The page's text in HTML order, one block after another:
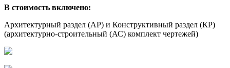
В стоимость включено:
Архитектурный раздел (АР) и Конструктивный раздел (КР)
(архитектурно-строительный (АС) комплект чертежей)